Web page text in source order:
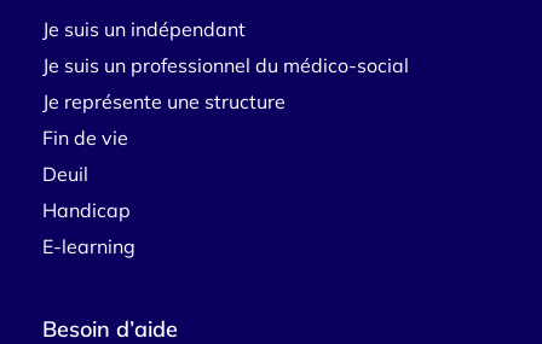
Je suis un indépendant
Je suis un professionnel du médico-social
Je représente une structure
Fin de vie
Deuil
Handicap
E-learning
Besoin d’aide